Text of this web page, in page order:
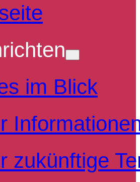
im Blick
zukünftige